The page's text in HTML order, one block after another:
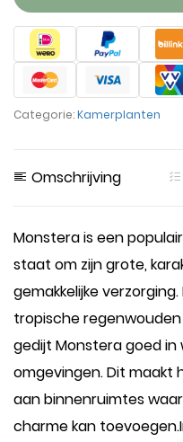
Categorie:Kamerplanten
Omschrijving
Monstera is een
staat om zijn grote,
gemakkelijke
tropische
gedijt Monstera goed
omgevingen. Dit
aan binnenruimtes
charme kan